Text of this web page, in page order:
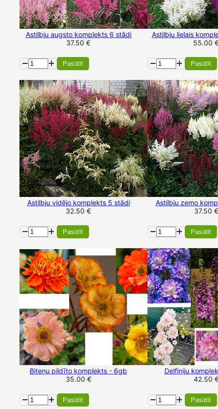
Astilbju augsto komplekts 6 stādi
37.50 €
Pasūtīt
Astilbju lielais
55.00
Pasūtīt
Astilbju vidējo komplekts 5 stādi
32.50 €
Pasūtīt
Astilbju zemo
37.50 €
Pasūtīt
Biteņu pildīto komplekts - 6gb
35.00 €
Pasūtīt
Delfiniju
42.50
Pasūtīt